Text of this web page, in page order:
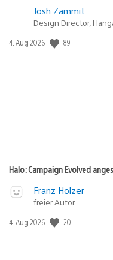
Josh Zammit
Design Director,
Veröffentlichungsdatum:
4. Aug 2026 89
Halo: Campaign Evolved
Franz Holzer
freier Autor
Veröffentlichungsdatum:
4. Aug 2026 20